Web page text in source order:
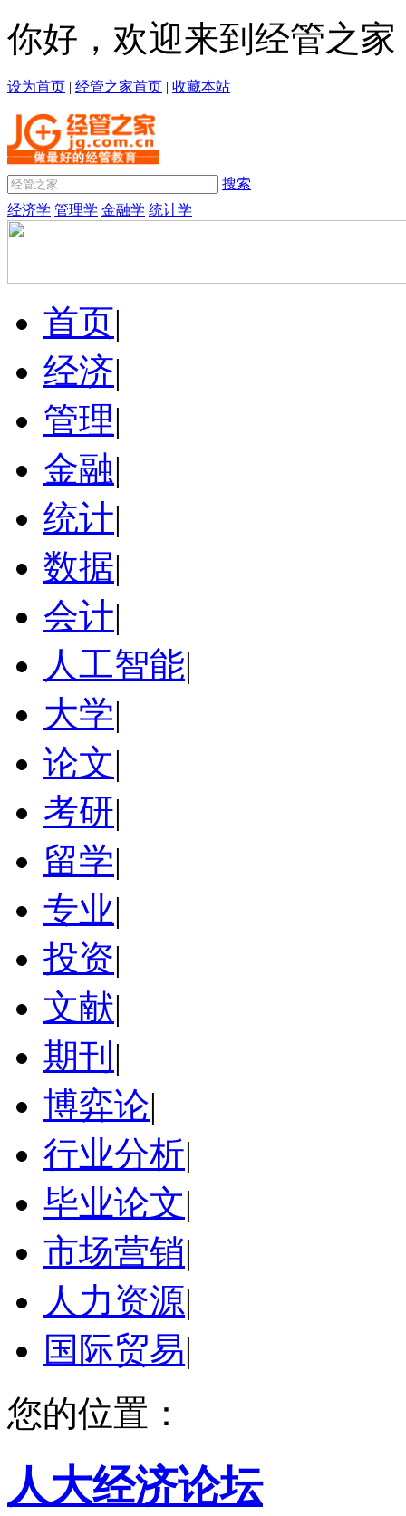
你好，欢迎来到经管之家
设为首页 | 经管之家首页 | 收藏本站
搜索
经济学 管理学 金融学 统计学
首页|
经济|
管理|
金融|
统计|
数据|
会计|
人工智能|
大学|
论文|
考研|
留学|
专业|
投资|
文献|
期刊 |
博弈论|
行业分析|
毕业论文|
市场营销|
人力资源|
国际贸易|
您的位置：
人大经济论坛